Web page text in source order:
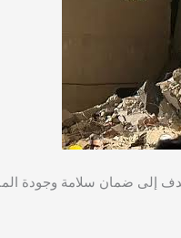
إلى ضمان سلامة وجودة